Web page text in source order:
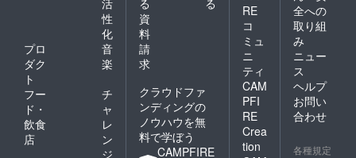
性
化
プロ
ダク
ト
音
楽
フー
ド・
飲食
店
チ
ャ
レ
ン
ジ
資
料
請
求
クラウドファ
ンディングの
ノウハウを無
料で学ぼう
CAMPFIRE
RE
コ
ミュ
ニ
ティ
CAM
PFI
RE
Crea
tion
全への
取り組
み
ニュー
ス
ヘルプ
お問い
合わせ
各種規定